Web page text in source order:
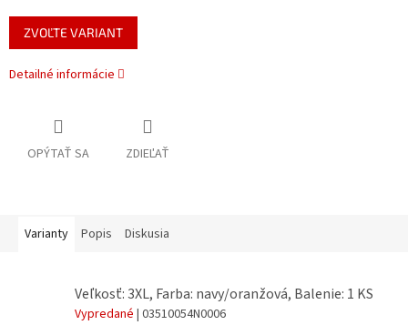
Jednotková
cena:
ZVOĽTE VARIANT
Detailné informácie
OPÝTAŤ SA ZDIEĽAŤ
Varianty Popis Diskusia
Veľkosť: 3XL, Farba: navy/oranžová, Balenie: 1 KS
Vypredané | 03510054N0006